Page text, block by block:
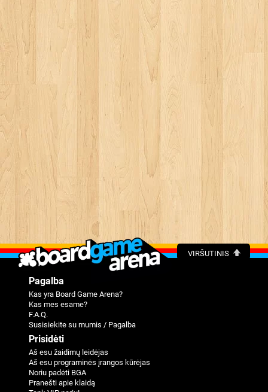
VIRŠUTINIS
Pagalba
Kas yra Board Game Arena?
Kas mes esame?
F.A.Q.
Susisiekite su mumis / Pagalba
Prisidėti
Aš esu žaidimų leidėjas
Aš esu programinės įrangos kūrėjas
Noriu padėti BGA
Pranešti apie klaidą